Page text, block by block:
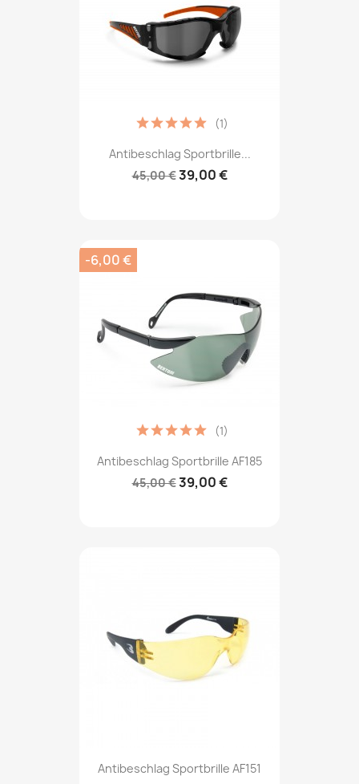
Antibeschlag Sportbrille...
45,00 €39,00 €
(1)
Antibeschlag Sportbrille AF185
45,00 €39,00 €
(1)
-6,00 €
Antibeschlag Sportbrille AF151